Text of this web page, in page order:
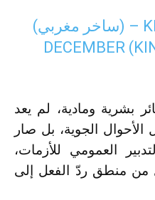
— KINAN MOUTARAJI – (ساخر مغربي)
DECEMBER
بشرية ومادية، لم يعد
الجوية، بل صار
العمومي للأزمات،
من منطق ردّ الفعل إلى